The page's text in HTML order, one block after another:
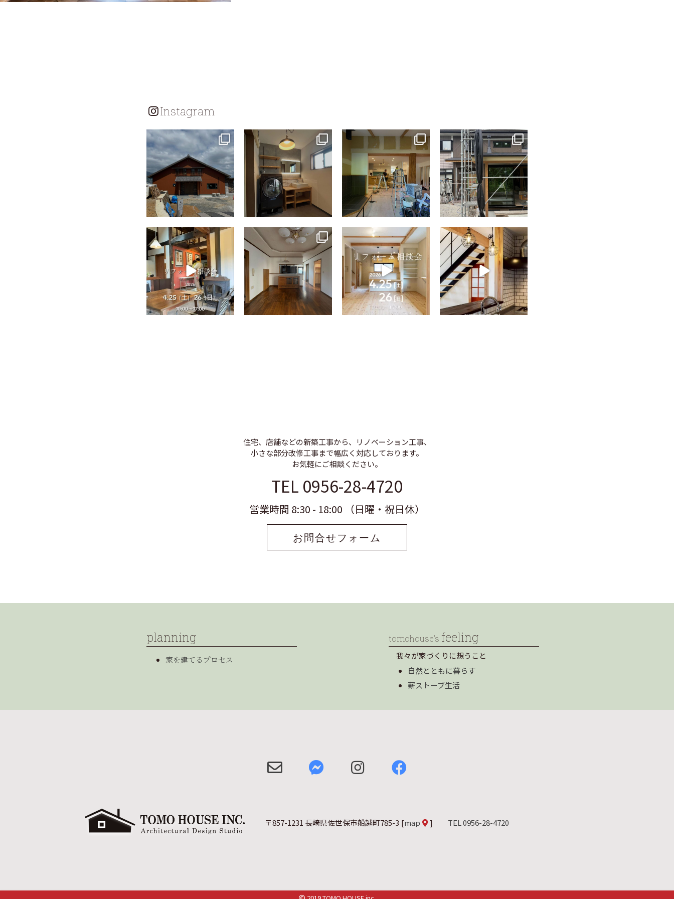
Instagram
tomohouseinc
tomohouseinc
7月 13
tomohouseinc
tomohouseinc
6月 3
tomohouseinc
4月 25
tomohouseinc
4月 9
tomohouseinc
4月 2
tomohouseinc
2月 28
住宅、店舗などの新築工事から、リノベーション工事、
小さな部分改修工事まで幅広く対応しております。
お気軽にご相談ください。
TEL 0956-28-4720
営業時間 8:30 - 18:00 （日曜・祝日休）
お問合せフォーム
planning
家を建てるプロセス
tomohouse’s feeling
我々が家づくりに想うこと
自然とともに暮らす
薪ストーブ生活
〒857-1231 長崎県佐世保市船越町785-3 [map ] TEL 0956-28-4720